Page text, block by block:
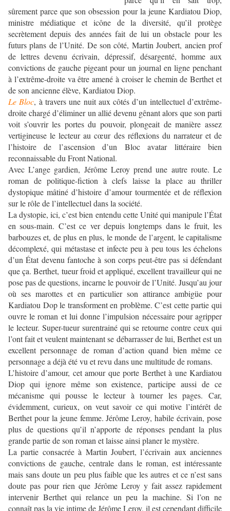
sûrement parce que son obsession pour la jeune Kardiatou Diop,
ministre médiatique et icône de la diversité, qu’il protège
secrètement depuis des années fait de lui un obstacle pour les
futurs plans de l’Unité. De son côté, Martin Joubert, ancien prof
de lettres devenu écrivain, dépressif, désargenté, homme aux
convictions de gauche pigeant pour un journal en ligne penchant
à l’extrême-droite va être amené à croiser le chemin de Berthet et
de son ancienne élève, Kardiatou Diop.
Le Bloc, à travers une nuit aux côtés d’un intellectuel d’extrême-
droite chargé d’éliminer un allié devenu gênant alors que son parti
voit s’ouvrir les portes du pouvoir, plongeait de manière assez
vertigineuse le lecteur au cœur des réflexions du narrateur et de
l’histoire de l’ascension d’un Bloc avatar littéraire bien
reconnaissable du Front National.
Avec L’ange gardien, Jérôme Leroy prend une autre route. Le
roman de politique-fiction à clefs laisse la place au thriller
dystopique mâtiné d’histoire d’amour tourmentée et de réflexion
sur le rôle de l’intellectuel dans la société.
La dystopie, ici, c’est bien entendu cette Unité qui manipule l’État
en sous-main. C’est ce ver depuis longtemps dans le fruit, les
barbouzes et, de plus en plus, le monde de l’argent, le capitalisme
décomplexé, qui métastase et infecte peu à peu tous les échelons
d’un État devenu fantoche à son corps peut-être pas si défendant
que ça. Berthet, tueur froid et appliqué, excellent travailleur qui ne
pose pas de questions, incarne le pouvoir de l’Unité. Jusqu’au jour
où ses marottes et en particulier son attirance ambigüe pour
Kardiatou Dop le transforment en problème. C’est cette partie qui
ouvre le roman et lui donne l’impulsion nécessaire pour agripper
le lecteur. Super-tueur surentrainé qui se retourne contre ceux qui
l’ont fait et veulent maintenant se débarrasser de lui, Berthet est un
excellent personnage de roman d’action quand bien même ce
personnage a déjà été vu et revu dans une multitude de romans.
L’histoire d’amour, cet amour que porte Berthet à une Kardiatou
Diop qui ignore même son existence, participe aussi de ce
mécanisme qui pousse le lecteur à tourner les pages. Car,
évidemment, curieux, on veut savoir ce qui motive l’intérêt de
Berthet pour la jeune femme. Jérôme Leroy, habile écrivain, pose
plus de questions qu’il n’apporte de réponses pendant la plus
grande partie de son roman et laisse ainsi planer le mystère.
La partie consacrée à Martin Joubert, l’écrivain aux anciennes
convictions de gauche, centrale dans le roman, est intéressante
mais sans doute un peu plus faible que les autres et ce n’est sans
doute pas pour rien que Jérôme Leroy y fait assez rapidement
intervenir Berthet qui relance un peu la machine. Si l’on ne
connaît pas la vie intime de Jérôme Leroy, il est cependant difficile